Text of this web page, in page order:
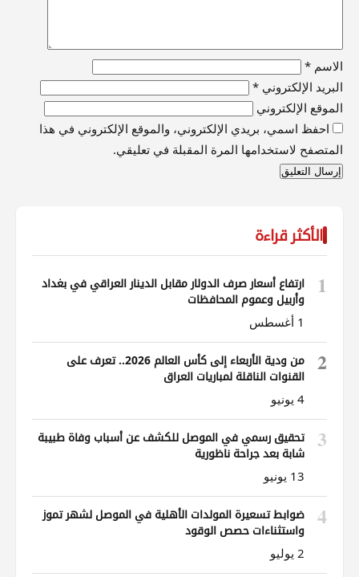
الاسم *
البريد الإلكتروني *
الموقع الإلكتروني
احفظ اسمي، بريدي الإلكتروني، والموقع الإلكتروني في هذا
المتصفح لاستخدامها المرة المقبلة في تعليقي.
الأكثر قراءة
1
ارتفاع أسعار صرف الدولار مقابل الدينار العراقي في بغداد
وأربيل وعموم المحافظات
1 أغسطس
2
من ودية الأربعاء إلى كأس العالم 2026.. تعرف على
القنوات الناقلة لمباريات العراق
4 يونيو
3
تحقيق رسمي في الموصل للكشف عن أسباب وفاة طبيبة
شابة بعد جراحة ناظورية
13 يونيو
4
ضوابط تسعيرة المولدات الأهلية في الموصل لشهر تموز
واستثناءات حصص الوقود
2 يوليو